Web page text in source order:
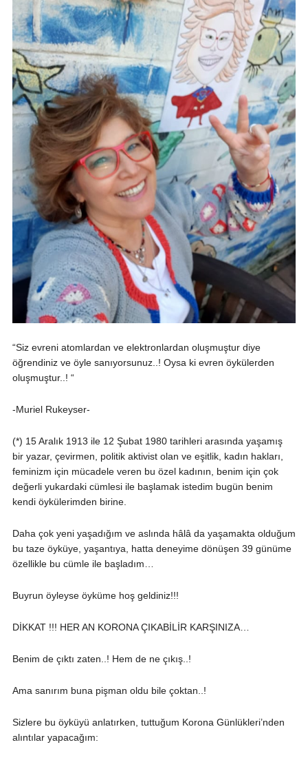
“Siz evreni atomlardan ve elektronlardan oluşmuştur diye
öğrendiniz ve öyle sanıyorsunuz..! Oysa ki evren öykülerden
oluşmuştur..! “
-Muriel Rukeyser-
(*) 15 Aralık 1913 ile 12 Şubat 1980 tarihleri arasında yaşamış
bir yazar, çevirmen, politik aktivist olan ve eşitlik, kadın hakları,
feminizm için mücadele veren bu özel kadının, benim için çok
değerli yukardaki cümlesi ile başlamak istedim bugün benim
kendi öykülerimden birine.
Daha çok yeni yaşadığım ve aslında hâlâ da yaşamakta olduğum
bu taze öyküye, yaşantıya, hatta deneyime dönüşen 39 günüme
özellikle bu cümle ile başladım…
Buyrun öyleyse öyküme hoş geldiniz!!!
DİKKAT !!! HER AN KORONA ÇIKABİLİR KARŞINIZA…
Benim de çıktı zaten..! Hem de ne çıkış..!
Ama sanırım buna pişman oldu bile çoktan..!
Sizlere bu öyküyü anlatırken, tuttuğum Korona Günlükleri’nden
alıntılar yapacağım: